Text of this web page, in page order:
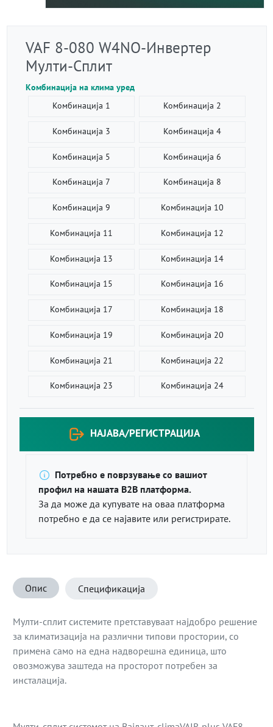
VAF 8-080 W4NO-Инвертер
Мулти-Сплит
Комбинација на клима уред
Комбинација 1
Комбинација 2
Комбинација 3 Комбинација 4
Комбинација 5 Комбинација 6
Комбинација 7 Комбинација 8
Комбинација 9 Комбинација 10
Комбинација 11 Комбинација 12
Комбинација 13 Комбинација 14
Комбинација 15 Комбинација 16
Комбинација 17 Комбинација 18
Комбинација 19 Комбинација 20
Комбинација 21 Комбинација 22
Комбинација 23 Комбинација 24
НАЈАВА/РЕГИСТРАЦИЈА
Потребно е поврзување со вашиот
профил на нашата B2B платформа.
За да може да купувате на оваа платформа
потребно е да се најавите или регистрирате.
Опис Спецификација
Мулти-сплит системите претставуваат најдобро решение
за климатизација на различни типови простории, со
примена само на една надворешна единица, што
овозможува заштеда на просторот потребен за
инсталација.